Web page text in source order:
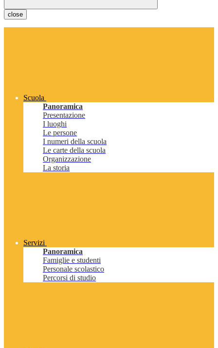
close
Scuola
Panoramica
Presentazione
I luoghi
Le persone
I numeri della scuola
Le carte della scuola
Organizzazione
La storia
Servizi
Panoramica
Famiglie e studenti
Personale scolastico
Percorsi di studio